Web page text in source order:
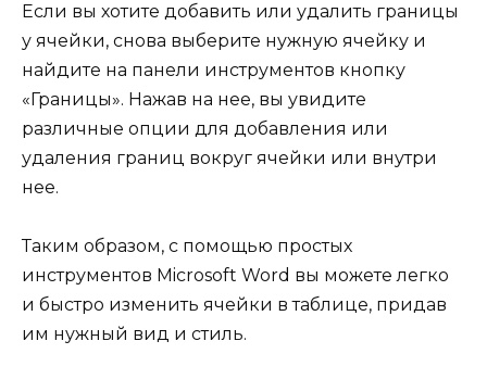
Если вы хотите добавить или удалить границы
у ячейки, снова выберите нужную ячейку и
найдите на панели инструментов кнопку
«Границы». Нажав на нее, вы увидите
различные опции для добавления или
удаления границ вокруг ячейки или внутри
нее.
Таким образом, с помощью простых
инструментов Microsoft Word вы можете легко
и быстро изменить ячейки в таблице, придав
им нужный вид и стиль.